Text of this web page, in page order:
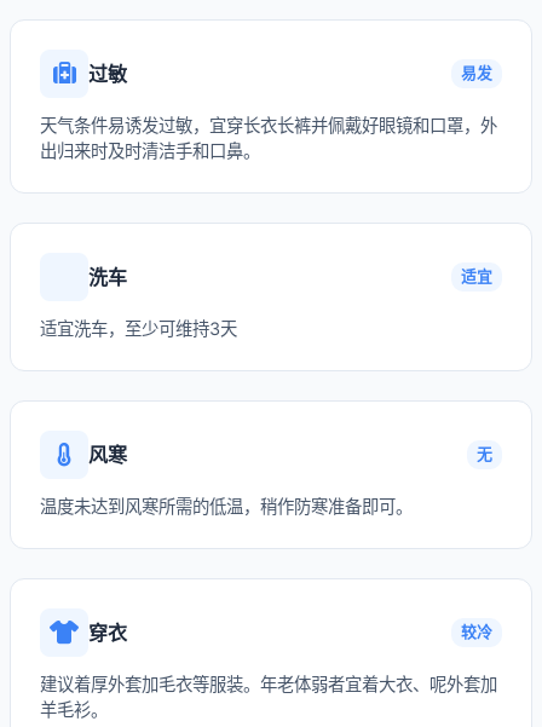
过敏 易发
天气条件易诱发过敏，宜穿长衣长裤并佩戴好眼镜和口罩，外
出归来时及时清洁手和口鼻。
洗车 适宜
适宜洗车，至少可维持3天
风寒 无
温度未达到风寒所需的低温，稍作防寒准备即可。
穿衣 较冷
建议着厚外套加毛衣等服装。年老体弱者宜着大衣、呢外套加
羊毛衫。